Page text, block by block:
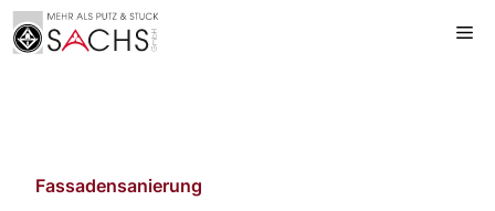
Zum
Inhalt
Fassadensanierung